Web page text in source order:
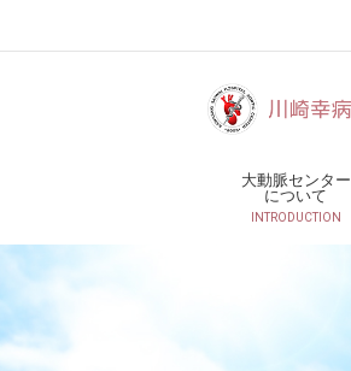
大動脈センター
について
INTRODUCTION